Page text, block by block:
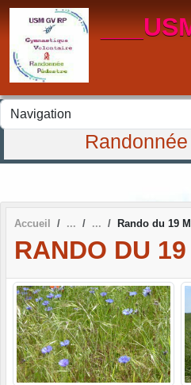
Accueil Rando du 19
RANDO DU
Panneau de gestion des cookies